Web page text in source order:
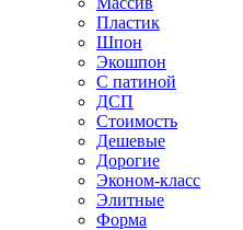
Пластик
Шпон
Экошпон
С патиной
ДСП
Стоимость
Дешевые
Дорогие
Эконом-класс
Элитные
Форма